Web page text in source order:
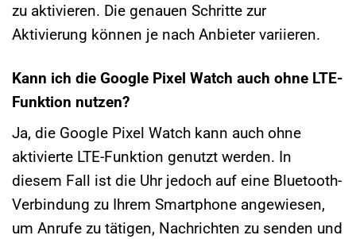
zu aktivieren. Die genauen Schritte zur
Aktivierung können je nach Anbieter variieren.
Kann ich die Google Pixel Watch auch ohne LTE-
Funktion nutzen?
Ja, die Google Pixel Watch kann auch ohne
aktivierte LTE-Funktion genutzt werden. In
diesem Fall ist die Uhr jedoch auf eine Bluetooth-
Verbindung zu Ihrem Smartphone angewiesen,
um Anrufe zu tätigen, Nachrichten zu senden und